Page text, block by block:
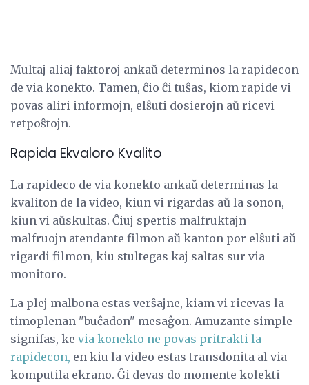
Multaj aliaj faktoroj ankaŭ determinos la rapidecon
de via konekto. Tamen, ĉio ĉi tuŝas, kiom rapide vi
povas aliri informojn, elŝuti dosierojn aŭ ricevi
retpoŝtojn.
Rapida Ekvaloro Kvalito
La rapideco de via konekto ankaŭ determinas la
kvaliton de la video, kiun vi rigardas aŭ la sonon,
kiun vi aŭskultas. Ĉiuj spertis malfruktajn
malfruojn atendante filmon aŭ kanton por elŝuti aŭ
rigardi filmon, kiu stultegas kaj saltas sur via
monitoro.
La plej malbona estas verŝajne, kiam vi ricevas la
timoplenan "buĉadon" mesaĝon. Amuzante simple
signifas, ke via konekto ne povas pritrakti la
rapidecon, en kiu la video estas transdonita al via
komputila ekrano. Ĝi devas do momente kolekti